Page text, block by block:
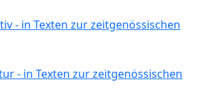
- in Texten zur zeitgenössischen
- in Texten zur zeitgenössischen